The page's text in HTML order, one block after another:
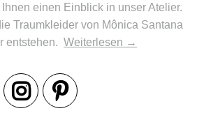
einen Einblick in unser Atelier.
Traumkleider von Mônica Santana
entstehen. Weiterlesen →